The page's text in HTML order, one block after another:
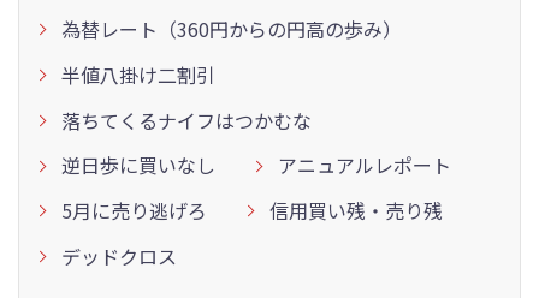
為替レート（360円からの円高の歩み）
半値八掛け二割引
落ちてくるナイフはつかむな
逆日歩に買いなし
アニュアルレポート
5月に売り逃げろ
信用買い残・売り残
デッドクロス